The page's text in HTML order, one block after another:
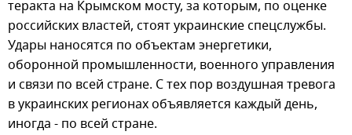
теракта на Крымском мосту, за которым, по оценке
российских властей, стоят украинские спецслужбы.
Удары наносятся по объектам энергетики,
оборонной промышленности, военного управления
и связи по всей стране. С тех пор воздушная тревога
в украинских регионах объявляется каждый день,
иногда - по всей стране.